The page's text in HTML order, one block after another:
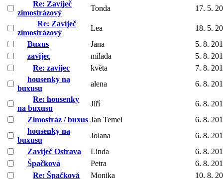
Re: Zavíječ
zimostrázový
Tonda
17. 5.
Re: Zavíječ
zimostrázový
Lea
18. 5.
Buxus
Jana
5. 8.
zavijec
milada
5. 8.
Re: zavijec
květa
7. 8.
housenky na
buxusu
alena
6. 8.
Re: housenky
na buxusu
Jiří
6. 8.
Zimostráz / buxus Jan Temel
6. 8.
housenky na
buxusu
Jolana
6. 8.
Zavíječ Ostrava
Linda
6. 8.
Špačková
Petra
6. 8.
Re: Špačková
Monika
10. 8.